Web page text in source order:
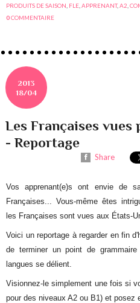
PRODUITS DE SAISON, FLE,APPRENANT,A2,
0COMMENTAIRE
2013
18/04
Les Françaises vues
- Reportage
Share
Vos apprenant(e)s ont envie de
Françaises... Vous-même êtes
les Françaises sont vues aux États-
Voici un reportage à regarder en fin
de terminer un point de
langues se délient.
Visionnez-le simplement une fois si
pour des niveaux A2 ou B1) et posez